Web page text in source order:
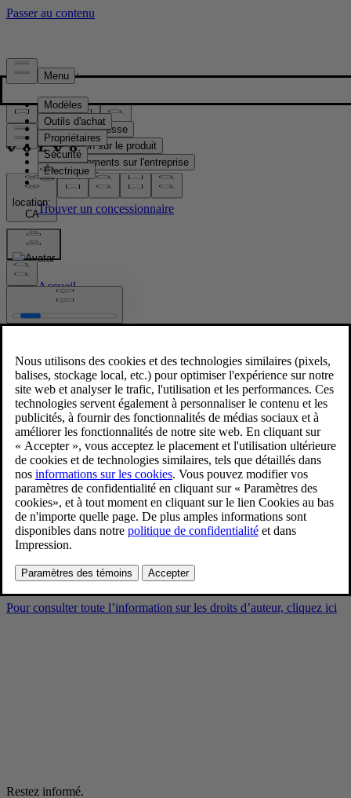
Presse & Médias
Matériel de presse
Information sur le produit
Renseignements sur l'entreprise
Contacts médias
location:
CA
Images
Accueil
/
EX30 Start of Production at
Volvo Car Gent
4/25/2025
Favoris
Partager
Télécharger
EX30 Start of Production at Volvo Car Gent
Pour consulter toute l’information sur les droits d’auteur, cliquez ici